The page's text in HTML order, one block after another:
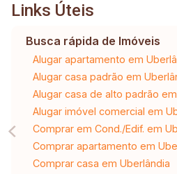
Links Úteis
Busca rápida de Imóveis
Alugar apartamento em
Alugar casa padrão em
Alugar casa de alto padrão
Alugar imóvel comercial em
Comprar em Cond./Edif. em
Comprar apartamento em
Comprar casa em Uberlândia